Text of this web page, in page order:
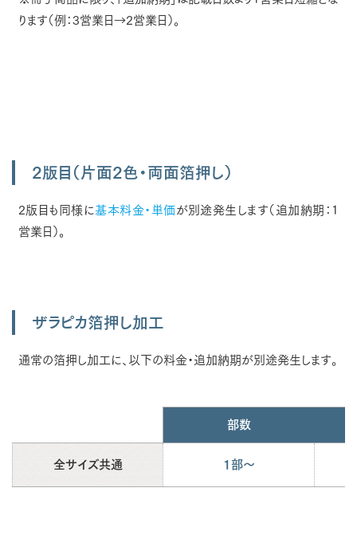
ります（例：3営業日→2営業日）。
2版目（片面2色・両面箔押し）
2版目も同様に 基本料金・単価が別途発生します（追加納期：1
営業日）。
ザラピカ箔押し加工
通常の箔押し加工に、以下の料金・追加納期が別途発生します。
部数
全サイズ共通 1部～